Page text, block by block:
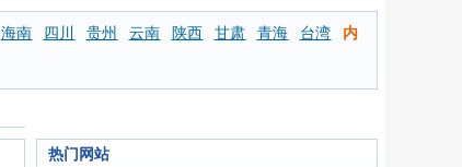
海南 四川 贵州 云南 陕西 甘肃 青海 台湾
内
热门网站